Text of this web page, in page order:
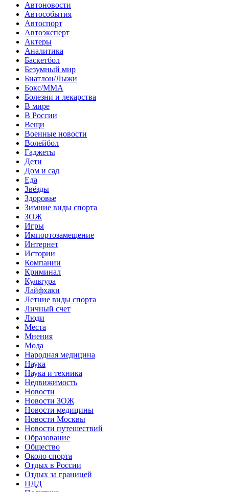
Автоновости
Автособытия
Автоспорт
Автоэксперт
Актеры
Аналитика
Баскетбол
Безумный мир
Биатлон/Лыжи
Бокс/MMA
Болезни и лекарства
В мире
В России
Вещи
Военные новости
Волейбол
Гаджеты
Дети
Дом и сад
Еда
Звёзды
Здоровье
Зимние виды спорта
ЗОЖ
Игры
Импортозамещение
Интернет
Истории
Компании
Криминал
Культура
Лайфхаки
Летние виды спорта
Личный счет
Люди
Места
Мнения
Мода
Народная медицина
Наука
Наука и техника
Недвижимость
Новости
Новости ЗОЖ
Новости медицины
Новости Москвы
Новости путешествий
Образование
Общество
Около спорта
Отдых в России
Отдых за границей
ПДД